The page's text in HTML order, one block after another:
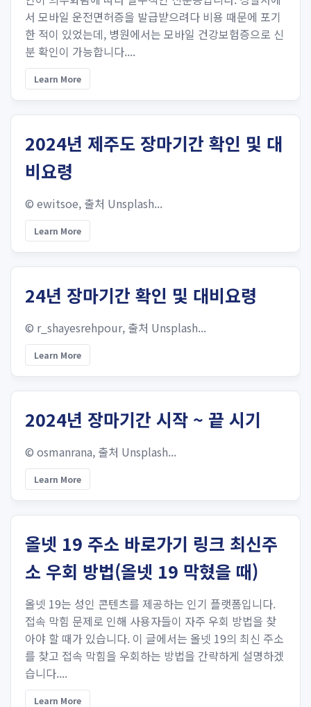
서 모바일 운전면허증을 발급받으려다 비용 때문에 포기
한 적이 있었는데, 병원에서는 모바일 건강보험증으로 신
분 확인이 가능합니다....
Learn More
2024년 제주도 장마기간 확인 및 대
비요령
© ewitsoe, 출처 Unsplash...
Learn More
24년 장마기간 확인 및 대비요령
© r_shayesrehpour, 출처 Unsplash...
Learn More
2024년 장마기간 시작 ~ 끝 시기
© osmanrana, 출처 Unsplash...
Learn More
올넷 19 주소 바로가기 링크 최신주
소 우회 방법(올넷 19 막혔을 때)
올넷 19는 성인 콘텐츠를 제공하는 인기 플랫폼입니다.
접속 막힘 문제로 인해 사용자들이 자주 우회 방법을 찾
아야 할 때가 있습니다. 이 글에서는 올넷 19의 최신 주소
를 찾고 접속 막힘을 우회하는 방법을 간략하게 설명하겠
습니다....
Learn More